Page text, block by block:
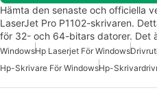
Hämta den senaste och officiella
LaserJet Pro P1102-skrivaren.
för 32- och 64-bitars datorer. Det
WindowsHp Laserjet För Windows
Hp-Skrivare För WindowsHp-